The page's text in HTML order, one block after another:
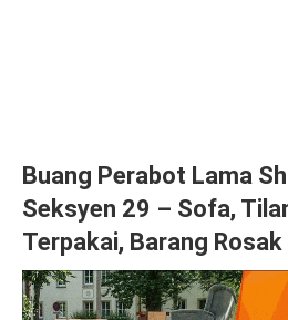
Buang Perabot Lama
Seksyen 29 – Sofa,
Terpakai, Barang Rosak